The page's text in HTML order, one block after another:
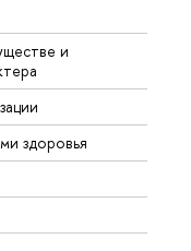
и
здоровья